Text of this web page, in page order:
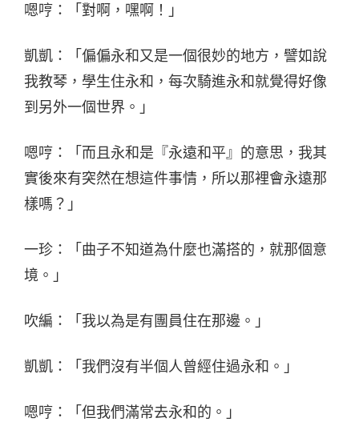
嗯哼：「對啊，嘿啊！」
凱凱：「偏偏永和又是一個很妙的地方，譬如說
我教琴，學生住永和，每次騎進永和就覺得好像
到另外一個世界。」
嗯哼：「而且永和是『永遠和平』的意思，我其
實後來有突然在想這件事情，所以那裡會永遠那
樣嗎？」
一珍：「曲子不知道為什麼也滿搭的，就那個意
境。」
吹編：「我以為是有團員住在那邊。」
凱凱：「我們沒有半個人曾經住過永和。」
嗯哼：「但我們滿常去永和的。」